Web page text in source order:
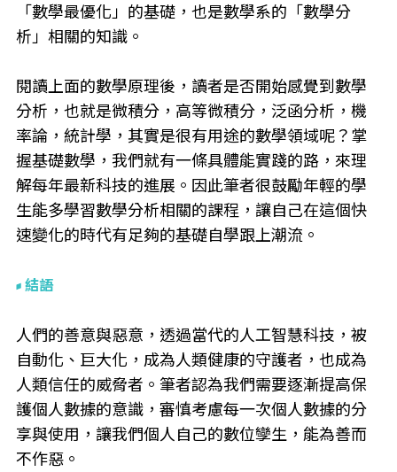
「數學最優化」的基礎，也是數學系的「數學分
析」相關的知識。
閱讀上面的數學原理後，讀者是否開始感覺到數學
分析，也就是微積分，高等微積分，泛函分析，機
率論，統計學，其實是很有用途的數學領域呢？掌
握基礎數學，我們就有一條具體能實踐的路，來理
解每年最新科技的進展。因此筆者很鼓勵年輕的學
生能多學習數學分析相關的課程，讓自己在這個快
速變化的時代有足夠的基礎自學跟上潮流。
結語
人們的善意與惡意，透過當代的人工智慧科技，被
自動化、巨大化，成為人類健康的守護者，也成為
人類信任的威脅者。筆者認為我們需要逐漸提高保
護個人數據的意識，審慎考慮每一次個人數據的分
享與使用，讓我們個人自己的數位孿生，能為善而
不作惡。